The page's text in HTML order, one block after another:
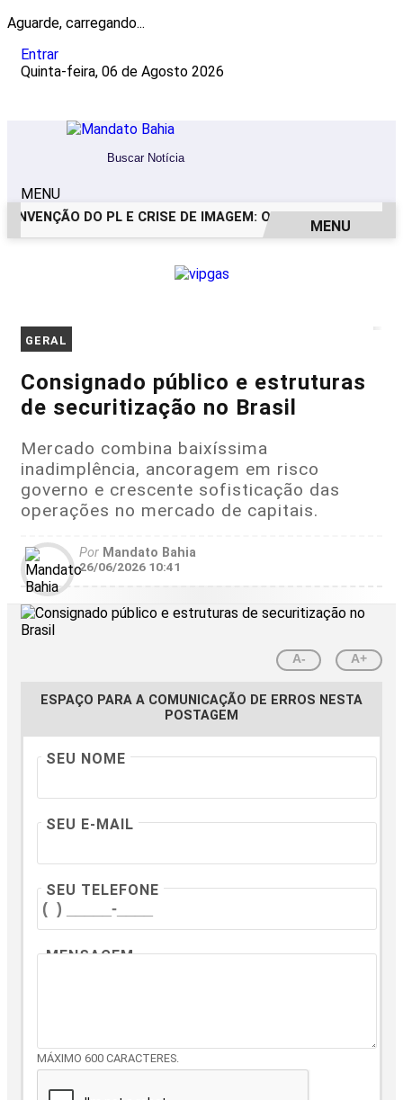
Aguarde, carregando...
Entrar
Quinta-feira, 06 de Agosto 2026
MENU
DO PL E CRISE DE IMAGEM: OS BASTIDORES DO
MENU
GERAL
Consignado público e estruturas
de securitização no Brasil
Mercado combina baixíssima
inadimplência, ancoragem em risco
governo e crescente sofisticação das
operações no mercado de capitais.
Por Mandato Bahia
26/06/2026 10:41
A- A+
ESPAÇO PARA A COMUNICAÇÃO DE ERROS NESTA
POSTAGEM
SEU NOME
SEU E-MAIL
SEU TELEFONE
MENSAGEM
MÁXIMO 600 CARACTERES.